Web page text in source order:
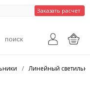
Заказать расчет
/ Линейный